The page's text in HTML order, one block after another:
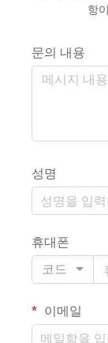
항
문의 내용
성명
휴대폰
코드
이메일